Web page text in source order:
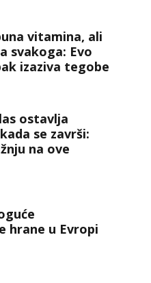
vitamina, ali
svakoga: Evo
izaziva tegobe
ostavlja
se završi:
na ove
hrane u Evropi